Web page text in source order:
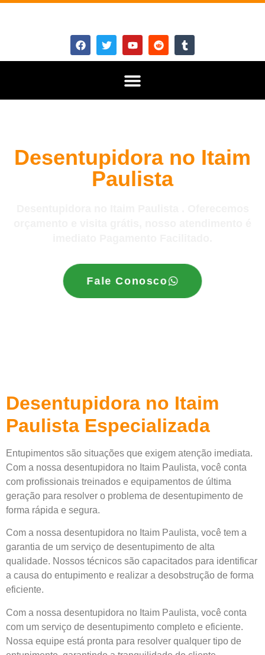
Desentupidora no Itaim
Paulista
Fale Conosco
Desentupidora no Itaim
Paulista Especializada
Entupimentos são situações que exigem atenção imediata.
Com a nossa desentupidora no Itaim Paulista, você conta
com profissionais treinados e equipamentos de última
geração para resolver o problema de desentupimento de
forma rápida e segura.
Com a nossa desentupidora no Itaim Paulista, você tem a
garantia de um serviço de desentupimento de alta
qualidade. Nossos técnicos são capacitados para identificar
a causa do entupimento e realizar a desobstrução de forma
eficiente.
Com a nossa desentupidora no Itaim Paulista, você conta
com um serviço de desentupimento completo e eficiente.
Nossa equipe está pronta para resolver qualquer tipo de